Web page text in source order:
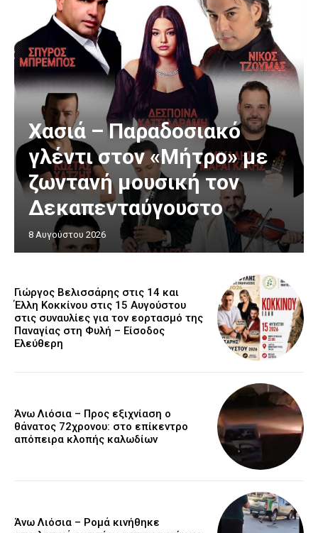
Χασιά – Παραδοσιακό
γλέντι στον «Μήτρο» με
ζωντανή μουσική τον
Δεκαπενταύγουστο
8 Αυγούστου 2026
Γιώργος Βελισσάρης στις 14 και
Έλλη Κοκκίνου στις 15 Αυγούστου
στις συναυλίες για τον εορτασμό της
Παναγίας στη Φυλή – Είσοδος
Ελεύθερη
Άνω Λιόσια – Προς εξιχνίαση ο
θάνατος 72χρονου: στο επίκεντρο
απόπειρα κλοπής καλωδίων
Άνω Λιόσια – Ρομά κινήθηκε